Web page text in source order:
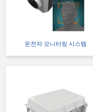
운전자 모니터링 시스템